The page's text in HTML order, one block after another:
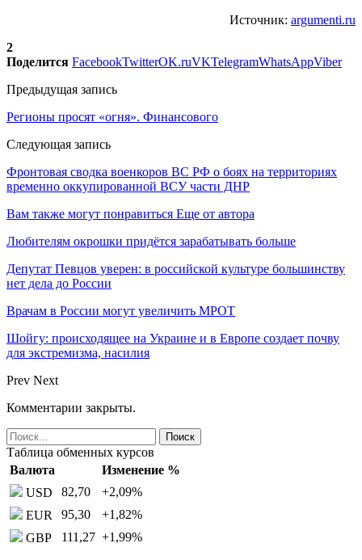
Источник: argumenti.ru
2
Поделится FacebookTwitterOK.ruVKTelegramWhatsAppViber
Предыдущая запись
Регионы просят «огня». Финансового
Следующая запись
Фронтовая сводка военкоров ВС РФ о боях на территориях
временно оккупированной ВСУ части ДНР
Вам также могут понравиться Еще от автора
Любителям окрошки придётся зарабатывать больше
Депутат Певцов уверен: в российской культуре большинству
нет дела до России
Врачам в России могут увеличить МРОТ
Шойгу: происходящее на Украине и в Европе создает почву
для экстремизма, насилия
Prev Next
Комментарии закрыты.
Таблица обменных курсов
Валюта
Изменение %
USD
82,70 +2,09%
EUR
95,30 +1,82%
GBP
111,27 +1,99%